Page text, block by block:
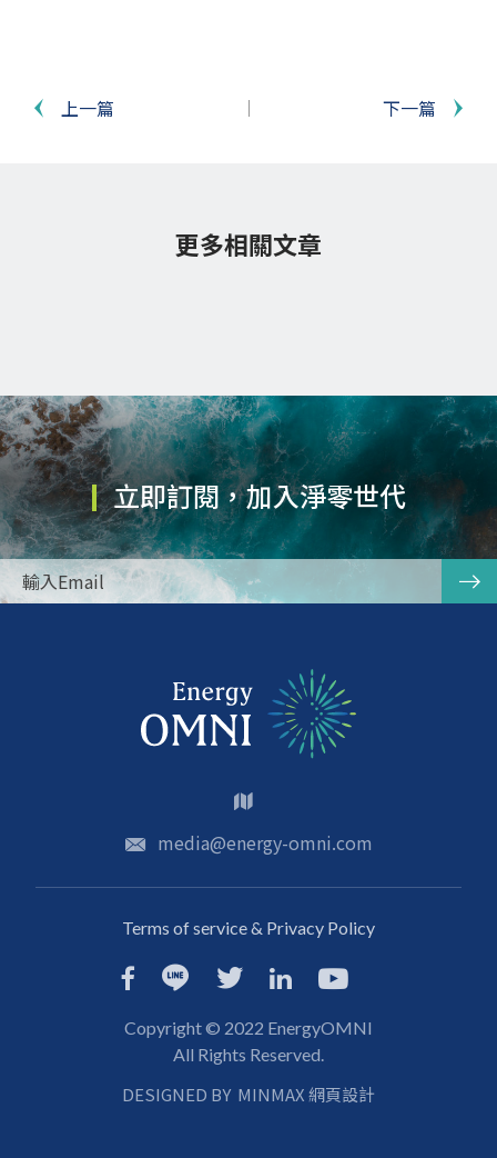
上一篇 下一篇
更多相關文章
立即訂閱，加入淨零世代
media@energy-omni.com
Terms of service & Privacy Policy
Copyright © 2022 EnergyOMNI
All Rights Reserved.
DESIGNED BY MINMAX 網頁設計